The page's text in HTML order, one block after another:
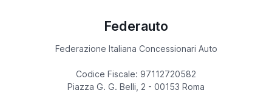
Federauto
Federazione Italiana Concessionari Auto
Codice Fiscale: 97112720582
Piazza G. G. Belli, 2 - 00153 Roma